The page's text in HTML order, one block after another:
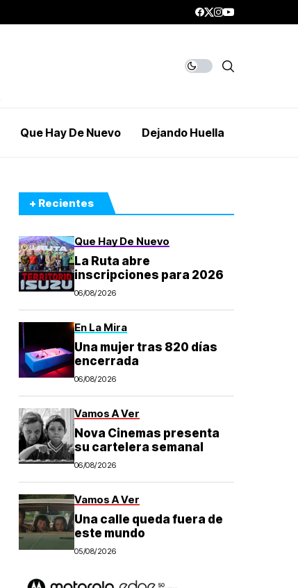
Que Hay De Nuevo Dejando Huella
+ Recientes
Que Hay De Nuevo
La Ruta abre
inscripciones para 2026
06/08/2026
En La Mira
Una mujer tras 820 días
encerrada
06/08/2026
Vamos A Ver
Nova Cinemas presenta
su cartelera semanal
06/08/2026
Vamos A Ver
Una calle queda fuera de
este mundo
05/08/2026